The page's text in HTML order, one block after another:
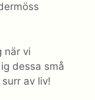
när vi
dessa små
av liv!